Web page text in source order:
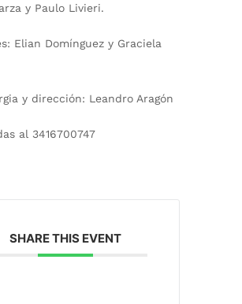
y Paulo Livieri.
Elian Domínguez y Graciela
y dirección: Leandro Aragón
al 3416700747
SHARE THIS EVENT